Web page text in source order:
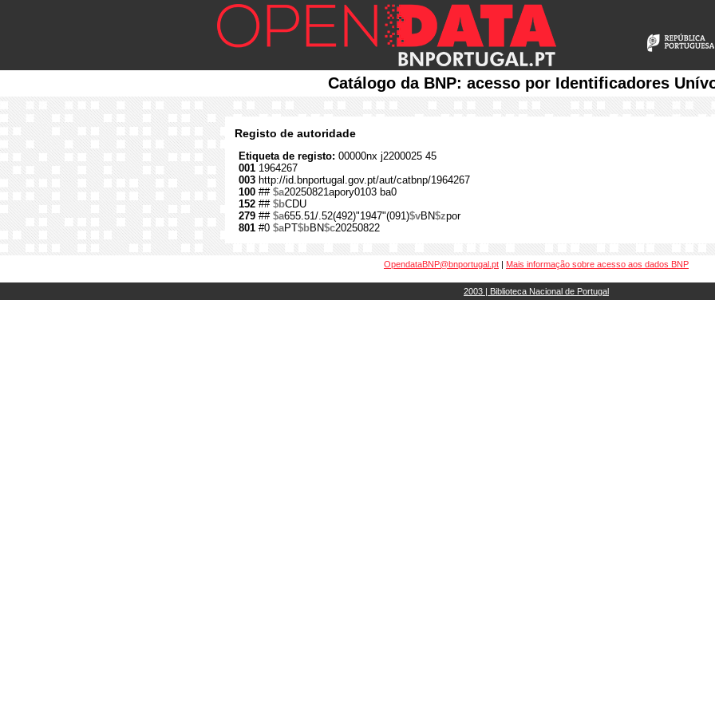
Catálogo da BNP: acesso por Identificadores
Registo de autoridade
Etiqueta de registo: 00000nx j2200025 45
001 1964267
003 http://id.bnportugal.gov.pt/aut/catbnp/1964267
100 ## $a20250821apory0103 ba0
152 ## $bCDU
279 ## $a655.51/.52(492)"1947"(091)$vBN$zpor
801 #0 $aPT$bBN$c20250822
OpendataBNP@bnportugal.pt | Mais informação sobre acesso aos dados BNP
2003 | Biblioteca Nacional de Portugal